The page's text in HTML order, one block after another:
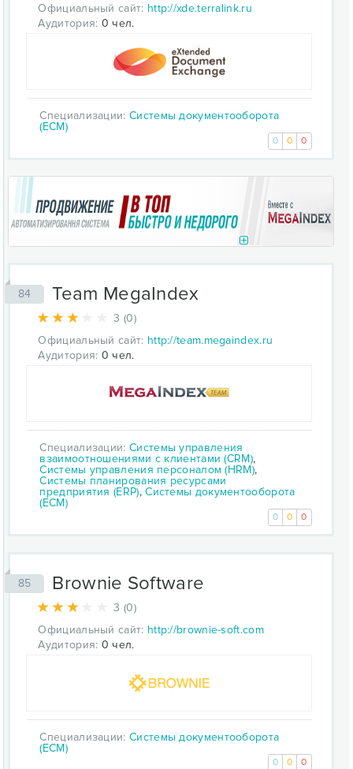
Официальный сайт: http://xde.terralink.ru
Аудитория: 0 чел.
Специализации: Системы документооборота
(ECM)
0 0 0
84 Team MegaIndex
3 (0)
Официальный сайт: http://team.megaindex.ru
Аудитория: 0 чел.
Специализации: Системы управления
взаимоотношениями с клиентами (CRM),
Системы управления персоналом (HRM),
Системы планирования ресурсами
предприятия (ERP),Системы документооборота
(ECM)
0 0 0
85 Brownie Software
3 (0)
Официальный сайт: http://brownie-soft.com
Аудитория: 0 чел.
Специализации: Системы документооборота
(ECM)
0 0 0